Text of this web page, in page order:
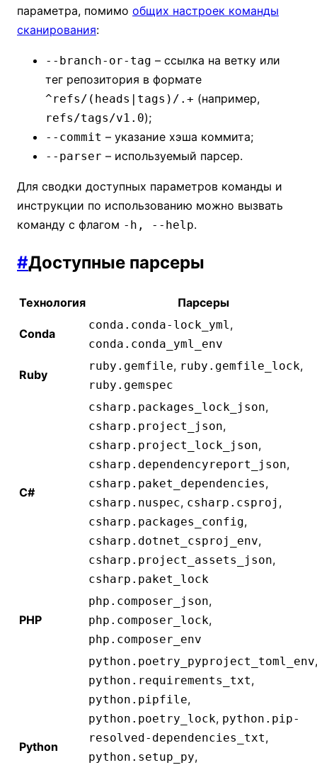
параметра, помимо общих настроек команды
сканирования:
--branch-or-tag – ссылка на ветку или
тег репозитория в формате
^refs/(heads|tags)/.+ (например,
refs/tags/v1.0);
--commit – указание хэша коммита;
--parser – используемый парсер.
Для сводки доступных параметров команды и
инструкции по использованию можно вызвать
команду с флагом -h, --help.
#Доступные парсеры
Технология Парсеры
Conda
conda.conda-lock_yml,
conda.conda_yml_env
Ruby
ruby.gemfile, ruby.gemfile_lock,
ruby.gemspec
С#
csharp.packages_lock_json,
csharp.project_json,
csharp.project_lock_json,
csharp.dependencyreport_json,
csharp.paket_dependencies,
csharp.nuspec, csharp.csproj ,
csharp.packages_config,
csharp.dotnet_csproj_env,
csharp.project_assets_json,
csharp.paket_lock
PHP
php.composer_json,
php.composer_lock,
php.composer_env
Python
python.poetry_pyproject_toml_env,
python.requirements_txt,
python.pipfile,
python.poetry_lock, python.pip-
resolved-dependencies_txt,
python.setup_py,